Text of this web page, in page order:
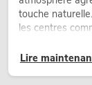
touche
les centres
longtemps
Lire